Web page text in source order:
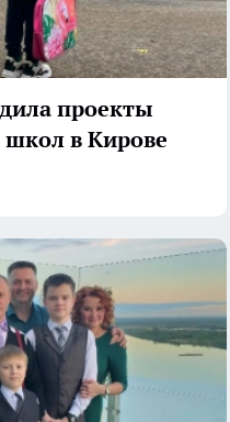
проекты
школ в Кирове